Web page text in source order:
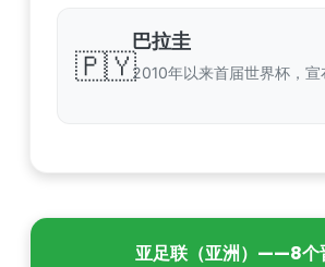
🇵🇾
巴拉圭
2010年以来首届世界杯，宣
亚足联（亚洲）——8个